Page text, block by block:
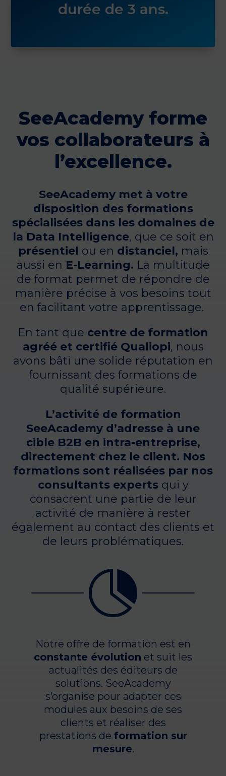
durée de 3 ans.
SeeAcademy forme
vos collaborateurs à
l’excellence.
SeeAcademy met à votre
disposition des formations
spécialisées dans les domaines de
la Data Intelligence, que ce soit en
présentiel ou en distanciel, mais
aussi en E-Learning. La multitude
de format permet de répondre de
manière précise à vos besoins tout
en facilitant votre apprentissage.
En tant que centre de formation
agréé et certifié Qualiopi, nous
avons bâti une solide réputation en
fournissant des formations de
qualité supérieure.
L’activité de formation
SeeAcademy d’adresse à une
cible B2B en intra-entreprise,
directement chez le client. Nos
formations sont réalisées par nos
consultants expertsqui y
consacrent une partie de leur
activité de manière à rester
également au contact des clients et
de leurs problématiques.

Notre offre de formation est en
constante évolution et suit les
actualités des éditeurs de
solutions. SeeAcademy
s’organise pour adapter ces
modules aux besoins de ses
clients et réaliser des
prestations de formation sur
mesure.